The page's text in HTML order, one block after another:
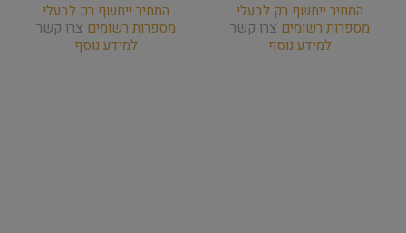
המחיר ייחשף רק לבעלי
מספרות רשומים צרו קשר
למידע נוסף
המחיר ייחשף רק לבעלי
מספרות רשומים צרו קשר
למידע נוסף